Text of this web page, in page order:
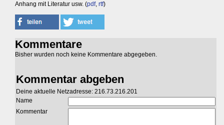
Anhang mit Literatur usw. (pdf, rtf)
Kommentare
Bisher wurden noch keine Kommentare abgegeben.
Kommentar abgeben
Deine aktuelle Netzadresse: 216.73.216.201
Name
Kommentar